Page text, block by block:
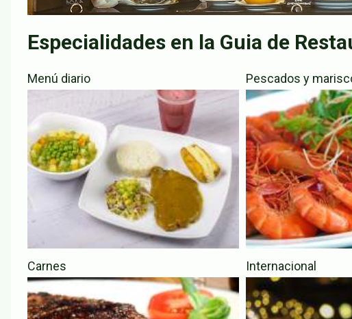
Especialidades en la Guia de
Menú diario Pescados y
Carnes Internacional